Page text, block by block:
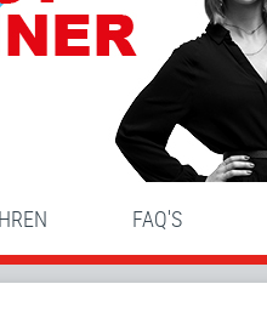
FAQ'S